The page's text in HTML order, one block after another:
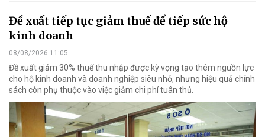
Đề xuất tiếp tục giảm thuế để tiếp sức hộ
kinh doanh
08/08/2026 11:05
Đề xuất giảm 30% thuế thu nhập được kỳ vọng tạo thêm nguồn lực
cho hộ kinh doanh và doanh nghiệp siêu nhỏ, nhưng hiệu quả chính
sách còn phụ thuộc vào việc giảm chi phí tuân thủ.